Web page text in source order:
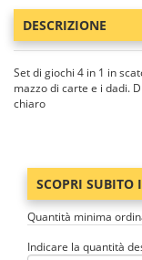
DESCRIZIONE
Set di giochi 4 in 1 in
mazzo di carte e i dadi.
chiaro
SCOPRI SUBITO
Quantità minima
Indicare la quantità